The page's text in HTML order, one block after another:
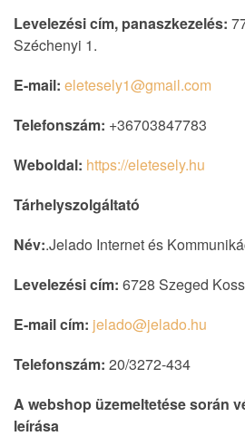
Levelezési cím, panaszkezelés:
Széchenyi 1.
E-mail: eletesely1@gmail.com
Telefonszám: +36703847783
Weboldal: https://eletesely.hu
Tárhelyszolgáltató
Név:.Jelado Internet és
Levelezési cím: 6728 Szeged
E-mail cím: jelado@jelado.hu
Telefonszám: 20/3272-434
A webshop üzemeltetése során
leírása